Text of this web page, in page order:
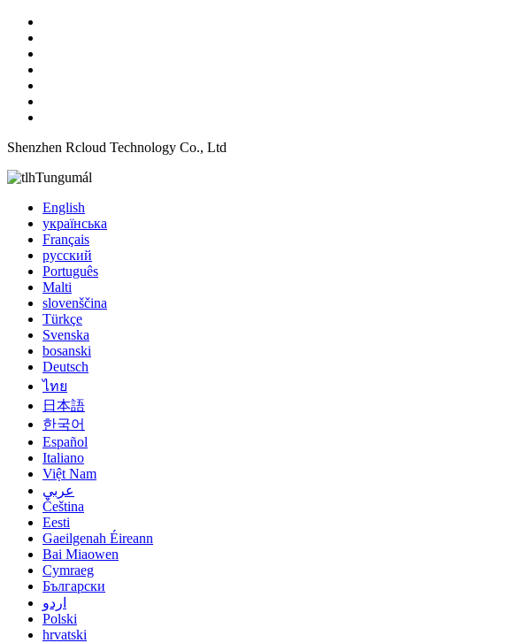
Shenzhen Rcloud Technology Co., Ltd
Tungumál
English
українська
Français
русский
Português
Malti
slovenščina
Türkçe
Svenska
bosanski
Deutsch
ไทย
日本語
한국어
Español
Italiano
Việt Nam
عربي
Čeština
Eesti
Gaeilgenah Éireann
Bai Miaowen
Cymraeg
Български
اردو
Polski
hrvatski